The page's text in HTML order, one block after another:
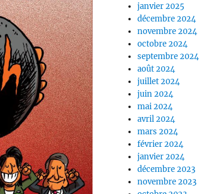
janvier 2025
décembre 2024
novembre 2024
octobre 2024
septembre 2024
août 2024
juillet 2024
juin 2024
mai 2024
avril 2024
mars 2024
février 2024
janvier 2024
décembre 2023
novembre 2023